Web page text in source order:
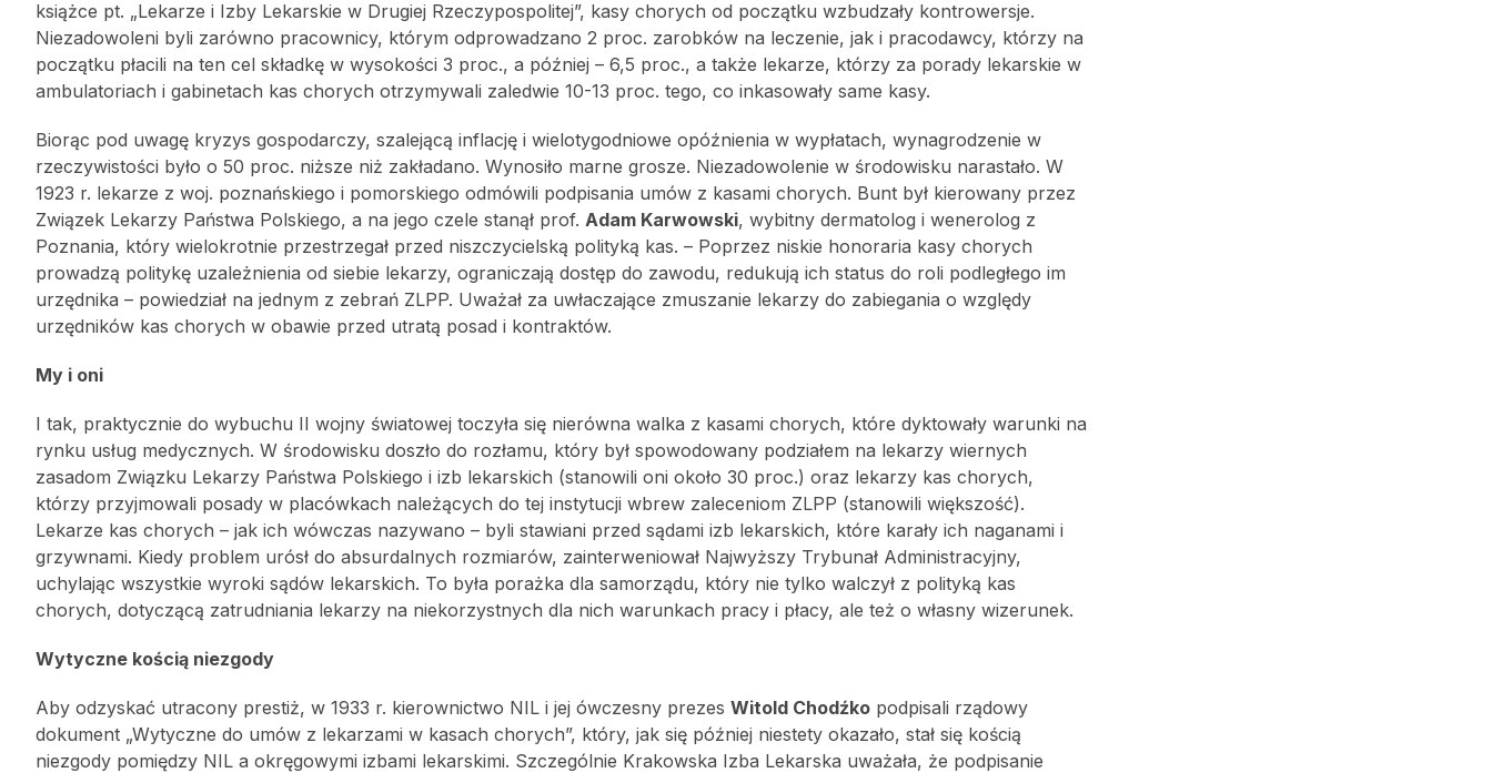
książce pt. „Lekarze i Izby Lekarskie w Drugiej Rzeczypospolitej”, kasy chorych od początku wzbudzały kontrowersje.
Niezadowoleni byli zarówno pracownicy, którym odprowadzano 2 proc. zarobków na leczenie, jak i pracodawcy, którzy na
początku płacili na ten cel składkę w wysokości 3 proc., a później – 6,5 proc., a także lekarze, którzy za porady lekarskie w
ambulatoriach i gabinetach kas chorych otrzymywali zaledwie 10-13 proc. tego, co inkasowały same kasy.
Biorąc pod uwagę kryzys gospodarczy, szalejącą inflację i wielotygodniowe opóźnienia w wypłatach, wynagrodzenie w
rzeczywistości było o 50 proc. niższe niż zakładano. Wynosiło marne grosze. Niezadowolenie w środowisku narastało. W
1923 r. lekarze z woj. poznańskiego i pomorskiego odmówili podpisania umów z kasami chorych. Bunt był kierowany przez
Związek Lekarzy Państwa Polskiego, a na jego czele stanął prof. Adam Karwowski, wybitny dermatolog i wenerolog z
Poznania, który wielokrotnie przestrzegał przed niszczycielską polityką kas. – Poprzez niskie honoraria kasy chorych
prowadzą politykę uzależnienia od siebie lekarzy, ograniczają dostęp do zawodu, redukują ich status do roli podległego im
urzędnika – powiedział na jednym z zebrań ZLPP. Uważał za uwłaczające zmuszanie lekarzy do zabiegania o względy
urzędników kas chorych w obawie przed utratą posad i kontraktów.
My i oni
I tak, praktycznie do wybuchu II wojny światowej toczyła się nierówna walka z kasami chorych, które dyktowały warunki na
rynku usług medycznych. W środowisku doszło do rozłamu, który był spowodowany podziałem na lekarzy wiernych
zasadom Związku Lekarzy Państwa Polskiego i izb lekarskich (stanowili oni około 30 proc.) oraz lekarzy kas chorych,
którzy przyjmowali posady w placówkach należących do tej instytucji wbrew zaleceniom ZLPP (stanowili większość).
Lekarze kas chorych – jak ich wówczas nazywano – byli stawiani przed sądami izb lekarskich, które karały ich naganami i
grzywnami. Kiedy problem urósł do absurdalnych rozmiarów, zainterweniował Najwyższy Trybunał Administracyjny,
uchylając wszystkie wyroki sądów lekarskich. To była porażka dla samorządu, który nie tylko walczył z polityką kas
chorych, dotyczącą zatrudniania lekarzy na niekorzystnych dla nich warunkach pracy i płacy, ale też o własny wizerunek.
Wytyczne kością niezgody
Aby odzyskać utracony prestiż, w 1933 r. kierownictwo NIL i jej ówczesny prezes Witold Chodźko podpisali rządowy
dokument „Wytyczne do umów z lekarzami w kasach chorych”, który, jak się później niestety okazało, stał się kością
niezgody pomiędzy NIL a okręgowymi izbami lekarskimi. Szczególnie Krakowska Izba Lekarska uważała, że podpisanie